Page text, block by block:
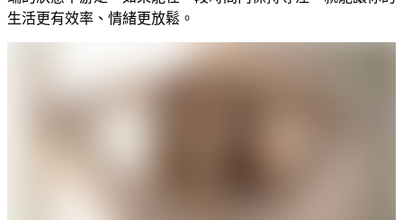
生活更有效率、情緒更放鬆。